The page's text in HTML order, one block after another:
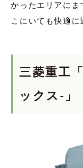
かったエリアにま
こにいても快適に
三菱重工
ックス-」